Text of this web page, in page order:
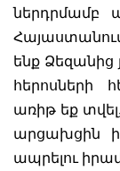
ներդրմամբ
ենք Ձեզանից
հերոսների
առիթ եք
արցախցին
ապրելու